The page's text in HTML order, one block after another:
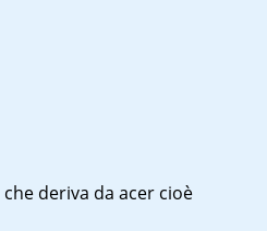
che deriva da acer cioè